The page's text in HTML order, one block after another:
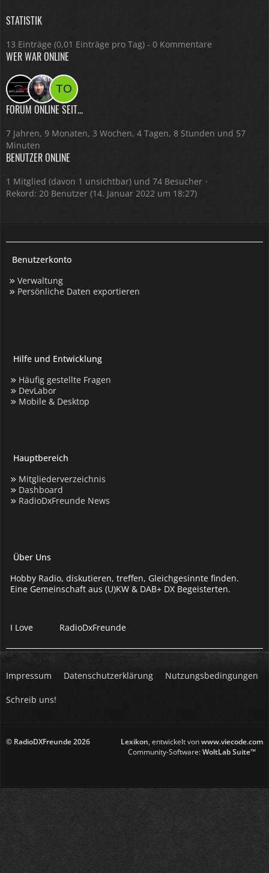
STATISTIK
13 Einträge (0,01 Einträge pro Tag) - 0 Kommentare
WER WAR ONLINE
FORUM ONLINE SEIT...
7 Jahren, 9 Monaten, 3 Wochen, 4 Tagen, 8 Stunden und 57
Minuten
BENUTZER ONLINE
1 Mitglied (davon 1 unsichtbar) und 74 Besucher
Rekord: 20 Benutzer (14. Januar 2022 um 18:27)
Benutzerkonto
Verwaltung
Persönliche Daten exportieren
Hilfe und Entwicklung
Häufig gestellte Fragen
DevLabor
Mobile & Desktop
Hauptbereich
Mitgliederverzeichnis
Dashboard
RadioDxFreunde News
Über Uns
Hobby Radio, diskutieren, treffen, Gleichgesinnte finden.
Eine Gemeinschaft aus (U)KW & DAB+ DX Begeisterten.
I Love RadioDxFreunde
Impressum Datenschutzerklärung Nutzungsbedingungen
Schreib uns!
© RadioDXFreunde2026 Lexikon, entwickelt vonwww.viecode.com
Community-Software:WoltLab Suite™